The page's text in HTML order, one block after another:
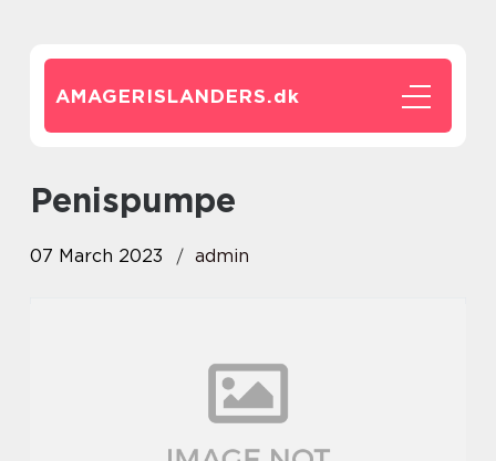
AMAGERISLANDERS.dk
penispumpe
07 March 2023 admin